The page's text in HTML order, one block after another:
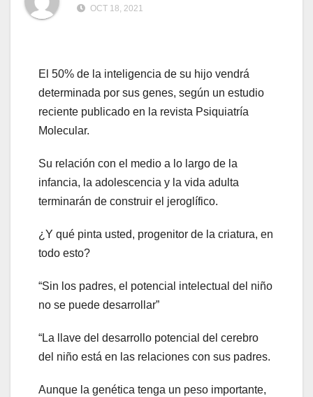
OCT 18, 2021
El 50% de la inteligencia de su hijo vendrá
determinada por sus genes, según un estudio
reciente publicado en la revista Psiquiatría
Molecular.
Su relación con el medio a lo largo de la
infancia, la adolescencia y la vida adulta
terminarán de construir el jeroglífico.
¿Y qué pinta usted, progenitor de la criatura, en
todo esto?
“Sin los padres, el potencial intelectual del niño
no se puede desarrollar”
“La llave del desarrollo potencial del cerebro
del niño está en las relaciones con sus padres.
Aunque la genética tenga un peso importante,